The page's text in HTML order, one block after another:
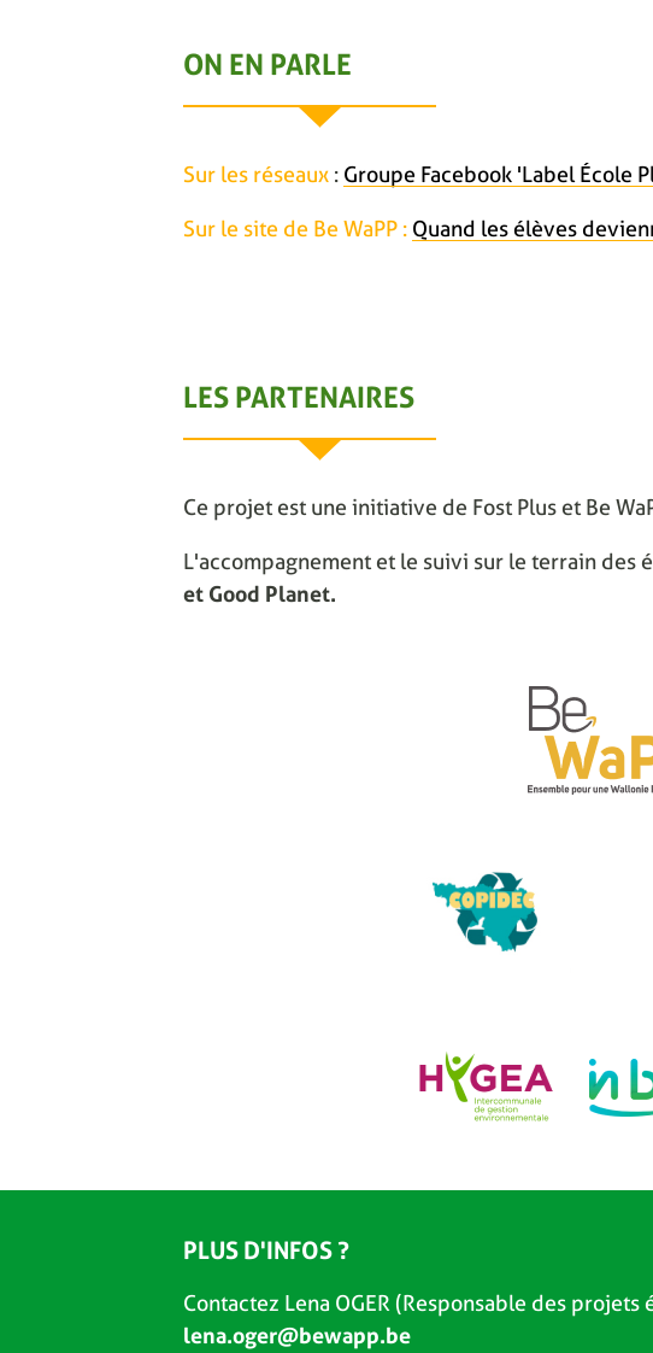
ON EN PARLE
Sur les réseaux : Groupe Facebook 'Label École
Sur le site de Be WaPP : Quand les élèves
LES PARTENAIRES
Ce projet est une initiative de Fost Plus et Be
L'accompagnement et le suivi sur le terrain des
et Good Planet.
PLUS D'INFOS ?
Contactez Lena OGER (Responsable des projets
lena.oger@bewapp.be